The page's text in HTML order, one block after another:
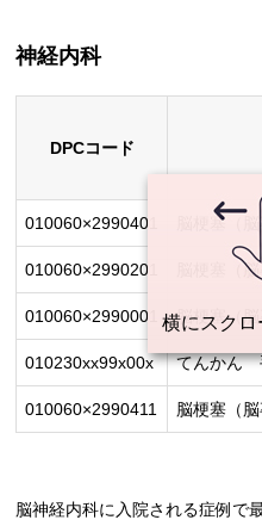
神経内科
DPCコード
010060×2990401 脳梗塞（
010060×2990201 脳梗塞（
010060×2990001 脳梗塞（
010230xx99x00x てんかん
010060×2990411 脳梗塞（
脳神経内科に入院される症例で